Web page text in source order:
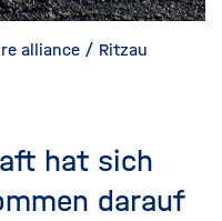
alliance / Ritzau
hat sich
darauf